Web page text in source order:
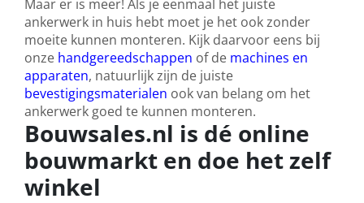
Maar er is meer! Als je eenmaal het juiste
ankerwerk in huis hebt moet je het ook zonder
moeite kunnen monteren. Kijk daarvoor eens bij
onze handgereedschappen of de machines en
apparaten, natuurlijk zijn de juiste
bevestigingsmaterialen ook van belang om het
ankerwerk goed te kunnen monteren.
Bouwsales.nl is dé online
bouwmarkt en doe het zelf
winkel